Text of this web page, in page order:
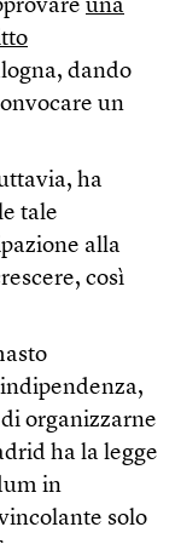
una
dando
un
ha
tale
alla
così
organizzarne
ha la legge
in
solo